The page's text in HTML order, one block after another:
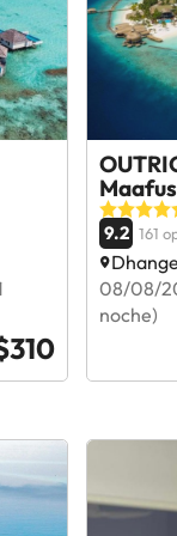
9.2 161
08/08/
noche)